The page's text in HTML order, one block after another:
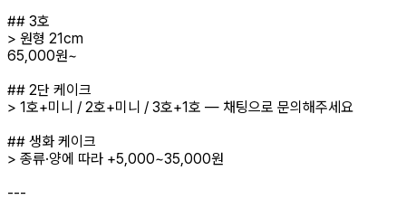
## 3호
> 원형 21cm
65,000원~
## 2단 케이크
> 1호+미니 / 2호+미니 / 3호+1호 — 채팅으로 문의해주세요
## 생화 케이크
> 종류·양에 따라 +5,000~35,000원
---